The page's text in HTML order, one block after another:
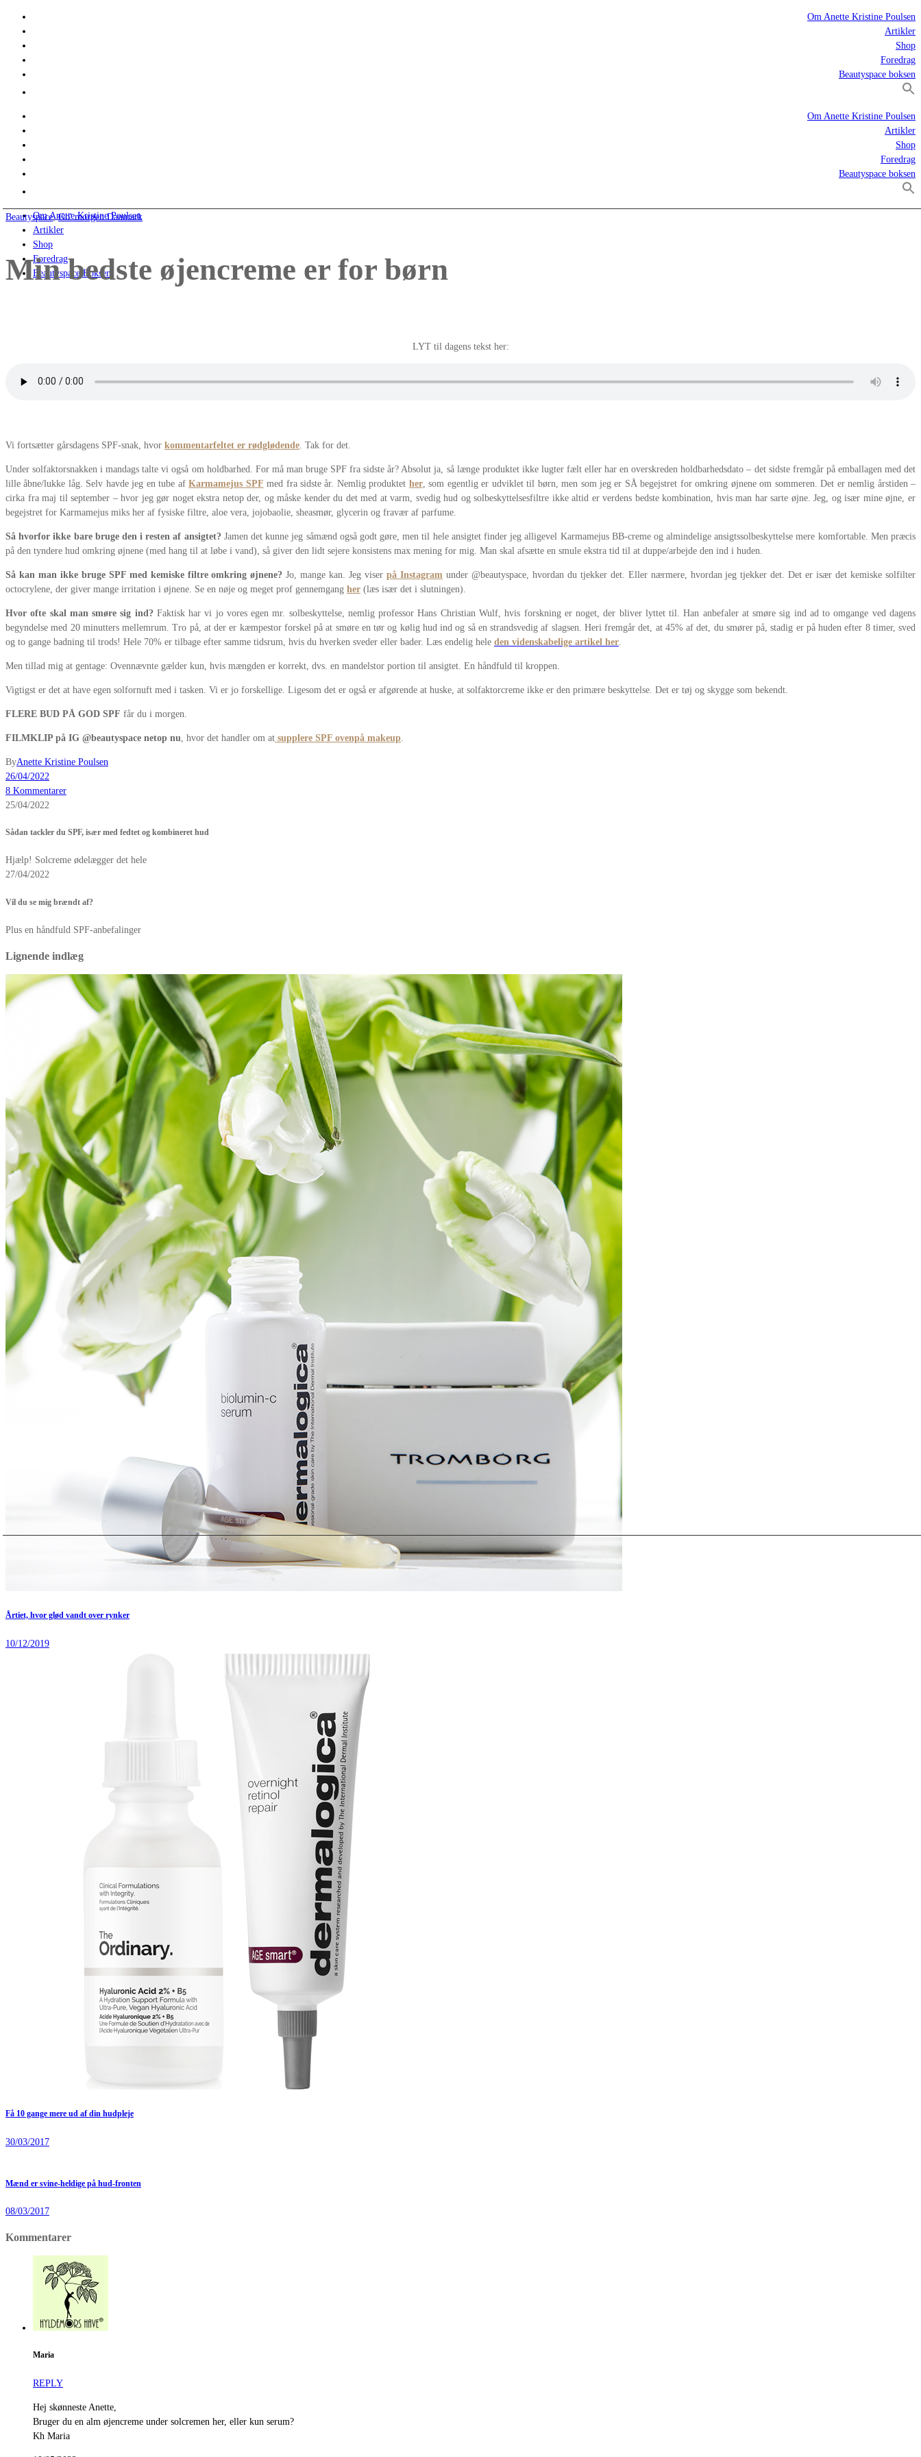
Om Anette Kristine Poulsen
Artikler
Shop
Foredrag
Beautyspace boksen
Om Anette Kristine Poulsen
Artikler
Shop
Foredrag
Beautyspace boksen
Om Anette Kristine Poulsen
Artikler
Shop
Foredrag
Beautyspace Boksen
Beautyspace,Go' morgen Danmark
Min bedste øjencreme er for børn
LYT til dagens tekst her:
Vi fortsætter gårsdagens SPF-snak, hvor kommentarfeltet er rødglødende . Tak for det.
Under solfaktorsnakken i mandags talte vi også om holdbarhed. For må man bruge SPF fra sidste år? Absolut ja, så længe produktet ikke lugter fælt eller har en overskreden holdbarhedsdato – det sidste fremgår på emballagen med det
lille åbne/lukke låg. Selv havde jeg en tube afKarmamejus SPF med fra sidste år. Nemlig produktet her, som egentlig er udviklet til børn, men som jeg er SÅ begejstret for omkring øjnene om sommeren. Det er nemlig årstiden –
cirka fra maj til september – hvor jeg gør noget ekstra netop der, og måske kender du det med at varm, svedig hud og solbeskyttelsesfiltre ikke altid er verdens bedste kombination, hvis man har sarte øjne. Jeg, og især mine øjne, er
begejstret for Karmamejus miks her af fysiske filtre, aloe vera, jojobaolie, sheasmør, glycerin og fravær af parfume.
Så hvorfor ikke bare bruge den i resten af ansigtet? Jamen det kunne jeg såmænd også godt gøre, men til hele ansigtet finder jeg alligevel Karmamejus BB-creme og almindelige ansigtssolbeskyttelse mere komfortable. Men præcis
på den tyndere hud omkring øjnene (med hang til at løbe i vand), så giver den lidt sejere konsistens max mening for mig. Man skal afsætte en smule ekstra tid til at duppe/arbejde den ind i huden.
Så kan man ikke bruge SPF med kemiske filtre omkring øjnene? Jo, mange kan. Jeg viserpå Instagram under @beautyspace, hvordan du tjekker det. Eller nærmere, hvordan jeg tjekker det. Det er især det kemiske solfilter
octocrylene, der giver mange irritation i øjnene. Se en nøje og meget prof gennemgang her (læs især det i slutningen).
Hvor ofte skal man smøre sig ind? Faktisk har vi jo vores egen mr. solbeskyttelse, nemlig professor Hans Christian Wulf, hvis forskning er noget, der bliver lyttet til. Han anbefaler at smøre sig ind ad to omgange ved dagens
begyndelse med 20 minutters mellemrum. Tro på, at der er kæmpestor forskel på at smøre en tør og kølig hud ind og så en strandsvedig af slagsen. Heri fremgår det, at 45% af det, du smører på, stadig er på huden efter 8 timer, sved
og to gange badning til trods! Hele 70% er tilbage efter samme tidsrum, hvis du hverken sveder eller bader. Læs endelig hele den videnskabelige artikel her
Men tillad mig at gentage: Ovennævnte gælder kun, hvis mængden er korrekt, dvs. en mandelstor portion til ansigtet. En håndfuld til kroppen.
Vigtigst er det at have egen solfornuft med i tasken. Vi er jo forskellige. Ligesom det er også er afgørende at huske, at solfaktorcreme ikke er den primære beskyttelse. Det er tøj og skygge som bekendt.
FLERE BUD PÅ GOD SPF får du i morgen.
FILMKLIP på IG @beautyspace netop nu , hvor det handler om at supplere SPF ovenpå makeup
ByAnette Kristine Poulsen
26/04/2022
8 Kommentarer
25/04/2022
Sådan tackler du SPF, især med fedtet og kombineret hud
Hjælp! Solcreme ødelægger det hele
27/04/2022
Vil du se mig brændt af?
Plus en håndfuld SPF-anbefalinger
Lignende indlæg
Årtiet, hvor glød vandt over rynker
10/12/2019
Få 10 gange mere ud af din hudpleje
30/03/2017
Mænd er svine-heldige på hud-fronten
08/03/2017
Kommentarer
Maria
REPLY
Hej skønneste Anette,
Bruger du en alm øjencreme under solcremen her, eller kun serum?
Kh Maria